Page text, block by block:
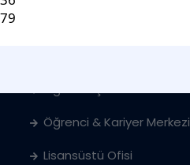
Öğrenci & Kariyer Merkezi
Lisansüstü Ofisi